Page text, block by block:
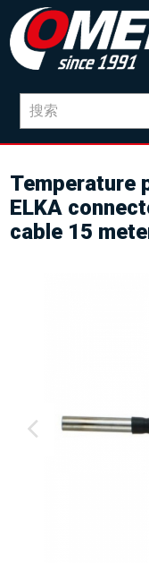
Temperature
ELKA
cable 15